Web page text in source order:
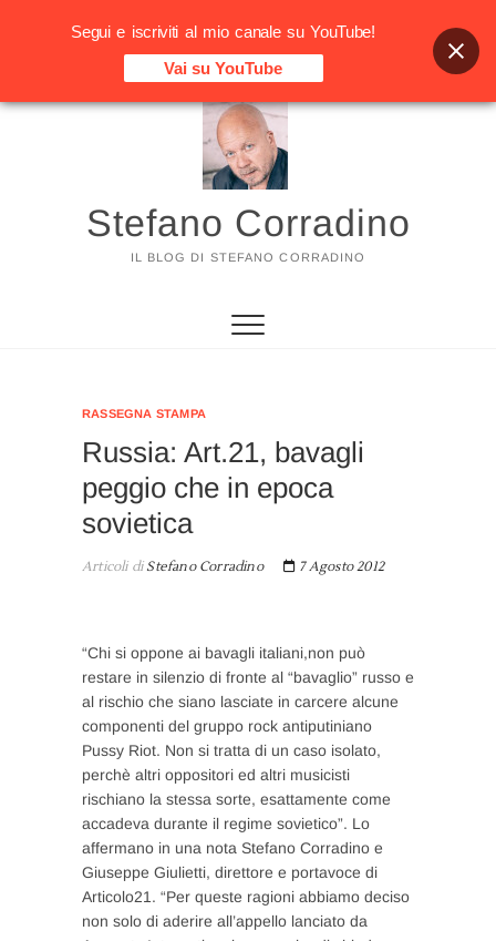
Vai
Stefano Corradino
IL BLOG DI STEFANO CORRADINO
RASSEGNA STAMPA
Russia: Art.21, bavagli
peggio che in epoca
sovietica
Articoli diStefano Corradino 7 Agosto 2012
“Chi si oppone ai bavagli italiani,non può
restare in silenzio di fronte al “bavaglio” russo e
al rischio che siano lasciate in carcere alcune
componenti del gruppo rock antiputiniano
Pussy Riot. Non si tratta di un caso isolato,
perchè altri oppositori ed altri musicisti
rischiano la stessa sorte, esattamente come
accadeva durante il regime sovietico”. Lo
affermano in una nota Stefano Corradino e
Giuseppe Giulietti, direttore e portavoce di
Articolo21. “Per queste ragioni abbiamo deciso
non solo di aderire all’appello lanciato da
Segui e iscriviti al mio canale su YouTube!
Vai su YouTube